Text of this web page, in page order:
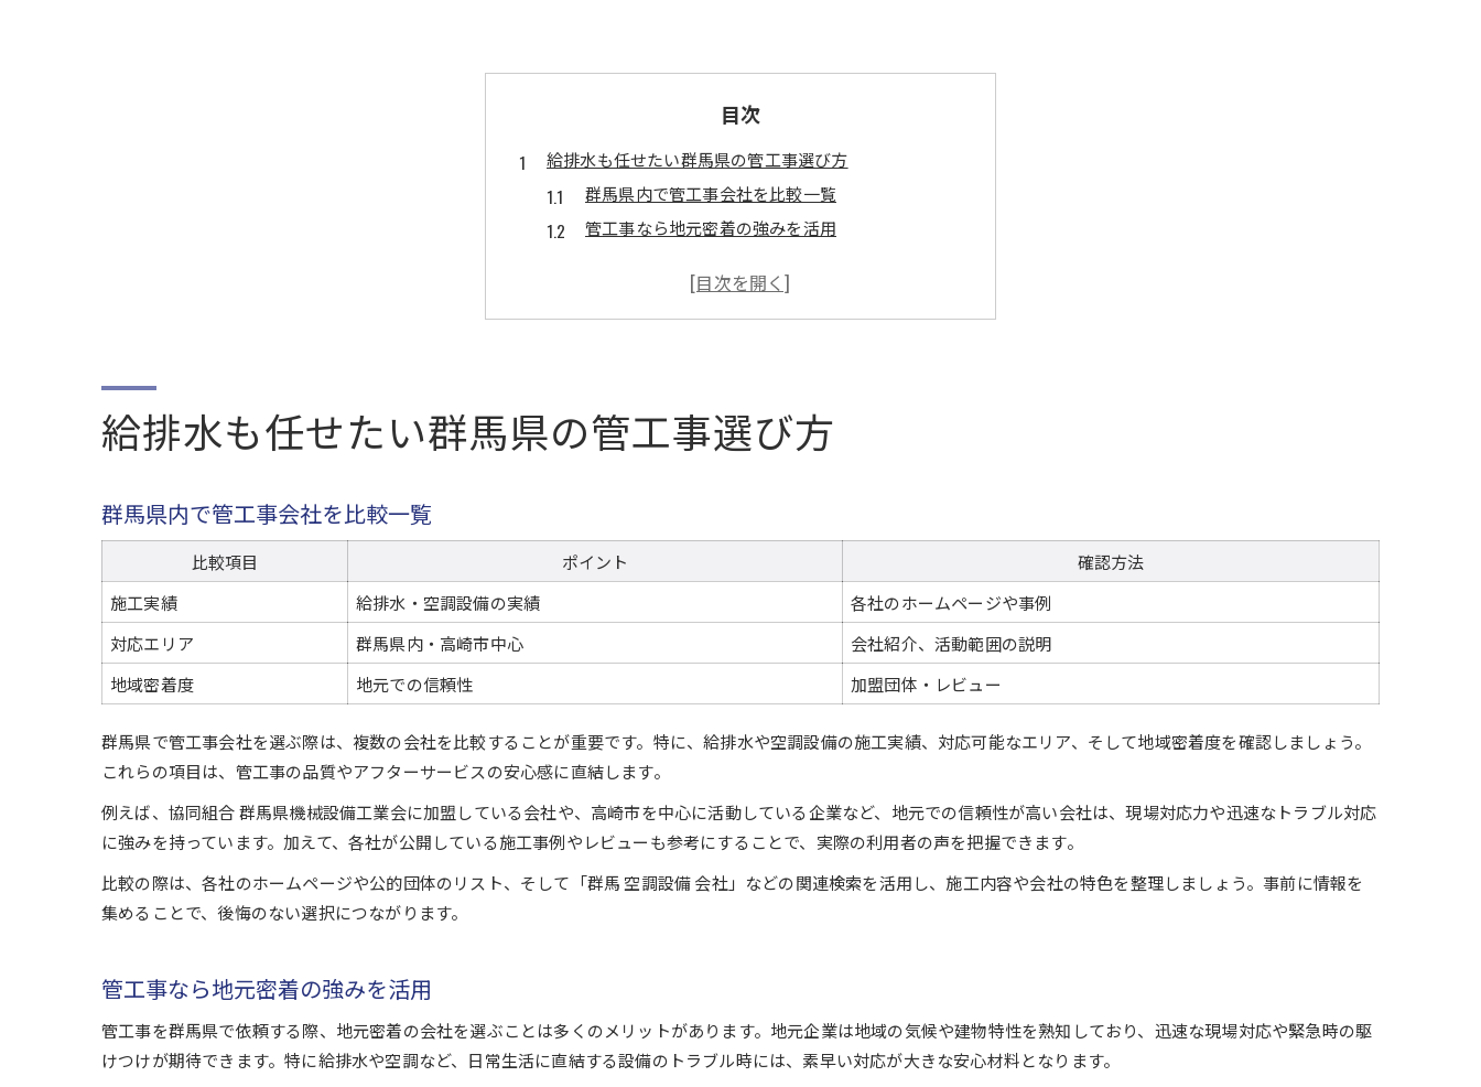
目次
給排水も任せたい群馬県の管工事選び方
群馬県内で管工事会社を比較一覧
管工事なら地元密着の強みを活用
管工事を依頼する際の見積もり確認ポイント
空調設備工事と管工事の違いを知る
管工事の実績をチェックしたいポイント
設備工事を安心して依頼する秘訣
設備工事会社選びの比較ポイント表
管工事の見積もりで確認すべき事項
給排水設備工事を依頼する際の注意点
アフターサービスが手厚い管工事会社を選ぶ
群馬県で信頼される設備工事の条件
現場対応力が光る管工事会社を見極める
現場対応力で選ぶ管工事会社比較表
緊急時に強い管工事会社の特徴
管工事現場の迅速対応が安心につながる理由
管工事会社を比較する際の視点とは
給排水も任せたい群馬県の管工事選び方
群馬県内で管工事会社を比較一覧
比較項目 ポイント
確認方法
施工実績
給排水・空調設備の実績
各社のホームページや事例
対応エリア
群馬県内・高崎市中心
会社紹介、活動範囲の説明
地域密着度
地元での信頼性 加盟団体・レビュー
群馬県で管工事会社を選ぶ際は、複数の会社を比較することが重要です。特に、給排水や空調設備の施工実績、対応可能なエリア、そして地域密着度を確認しましょう。
これらの項目は、管工事の品質やアフターサービスの安心感に直結します。
例えば、協同組合 群馬県機械設備工業会に加盟している会社や、高崎市を中心に活動している企業など、地元での信頼性が高い会社は、現場対応力や迅速なトラブル対応
に強みを持っています。加えて、各社が公開している施工事例やレビューも参考にすることで、実際の利用者の声を把握できます。
比較の際は、各社のホームページや公的団体のリスト、そして「群馬 空調設備 会社」などの関連検索を活用し、施工内容や会社の特色を整理しましょう。事前に情報を
集めることで、後悔のない選択につながります。
管工事なら地元密着の強みを活用
管工事を群馬県で依頼する際、地元密着の会社を選ぶことは多くのメリットがあります。地元企業は地域の気候や建物特性を熟知しており、迅速な現場対応や緊急時の駆
けつけが期待できます。特に給排水や空調など、日常生活に直結する設備のトラブル時には、素早い対応が大きな安心材料となります。